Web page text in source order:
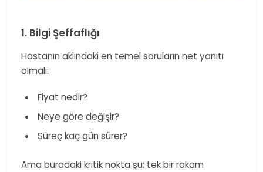
1. Bilgi Şeffaflığı
Hastanın aklındaki en temel soruların net yanıtı
olmalı:
​ Fiyat nedir?
​ Neye göre değişir?
​ Süreç kaç gün sürer?
Ama buradaki kritik nokta şu: tek bir rakam